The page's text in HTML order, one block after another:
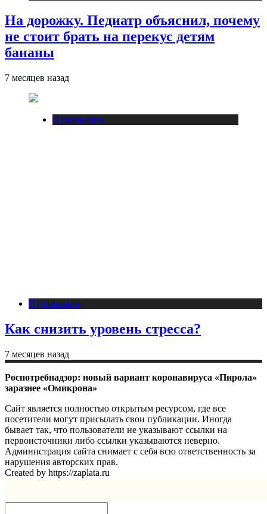
На дорожку. Педиатр объяснил, почему
не стоит брать на перекус детям
бананы
7 месяцев назад
Публикации
Публикации
Как снизить уровень стресса?
7 месяцев назад
Роспотребнадзор: новый вариант коронавируса «Пирола»
заразнее «Омикрона»
Сайт является полностью открытым ресурсом, где все
посетители могут присылать свои публикации. Иногда
бывает так, что пользователи не указывают ссылки на
первоисточники либо ссылки указываются неверно.
Администрация сайта снимает с себя всю ответственность за
нарушения авторских прав.
Created by https://zaplata.ru